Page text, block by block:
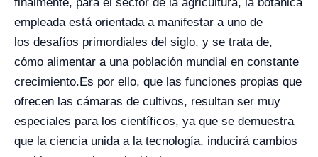
finalmente, para el sector de la agricultura, la botánica
empleada está orientada a manifestar a uno de
los desafíos primordiales del siglo, y se trata de,
cómo alimentar a una población mundial en constante
crecimiento. Es por ello, que las funciones propias que
ofrecen las cámaras de cultivos, resultan ser muy
especiales para los científicos, ya que se demuestra
que la ciencia unida a la tecnología, inducirá cambios